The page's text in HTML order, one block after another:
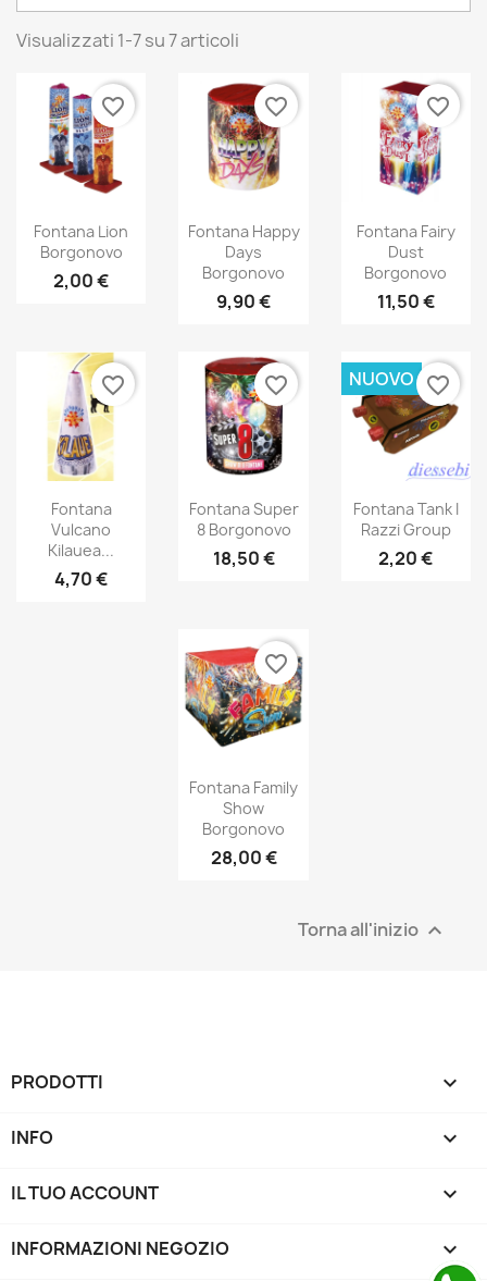
Visualizzati 1-7 su 7 articoli
Fontana Lion
Borgonovo
2,00 €
favorite_border
Fontana Happy
Days
Borgonovo
9,90 €
favorite_border
Fontana Fairy
Dust
Borgonovo
11,50 €
favorite_border
Fontana
Vulcano
Kilauea...
4,70 €
favorite_border
Fontana Super
8 Borgonovo
18,50 €
favorite_border
Fontana Tank I
Razzi Group
2,20 €
NUOVO favorite_border
Fontana Family
Show
Borgonovo
28,00 €
favorite_border
Torna all'inizio 
PRODOTTI 
INFO 
IL TUO ACCOUNT 
INFORMAZIONI NEGOZIO keyboard_arrow_down